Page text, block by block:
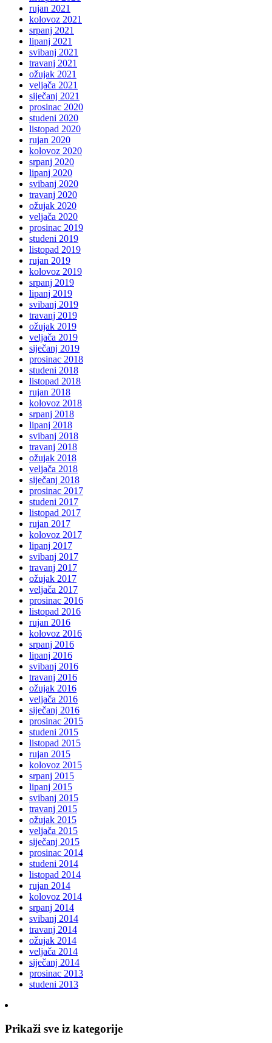
rujan 2021
kolovoz 2021
srpanj 2021
lipanj 2021
svibanj 2021
travanj 2021
ožujak 2021
veljača 2021
siječanj 2021
prosinac 2020
studeni 2020
listopad 2020
rujan 2020
kolovoz 2020
srpanj 2020
lipanj 2020
svibanj 2020
travanj 2020
ožujak 2020
veljača 2020
prosinac 2019
studeni 2019
listopad 2019
rujan 2019
kolovoz 2019
srpanj 2019
lipanj 2019
svibanj 2019
travanj 2019
ožujak 2019
veljača 2019
siječanj 2019
prosinac 2018
studeni 2018
listopad 2018
rujan 2018
kolovoz 2018
srpanj 2018
lipanj 2018
svibanj 2018
travanj 2018
ožujak 2018
veljača 2018
siječanj 2018
prosinac 2017
studeni 2017
listopad 2017
rujan 2017
kolovoz 2017
lipanj 2017
svibanj 2017
travanj 2017
ožujak 2017
veljača 2017
prosinac 2016
listopad 2016
rujan 2016
kolovoz 2016
srpanj 2016
lipanj 2016
svibanj 2016
travanj 2016
ožujak 2016
veljača 2016
siječanj 2016
prosinac 2015
studeni 2015
listopad 2015
rujan 2015
kolovoz 2015
srpanj 2015
lipanj 2015
svibanj 2015
travanj 2015
ožujak 2015
veljača 2015
siječanj 2015
prosinac 2014
studeni 2014
listopad 2014
rujan 2014
kolovoz 2014
srpanj 2014
svibanj 2014
travanj 2014
ožujak 2014
veljača 2014
siječanj 2014
prosinac 2013
studeni 2013
Prikaži sve iz kategorije